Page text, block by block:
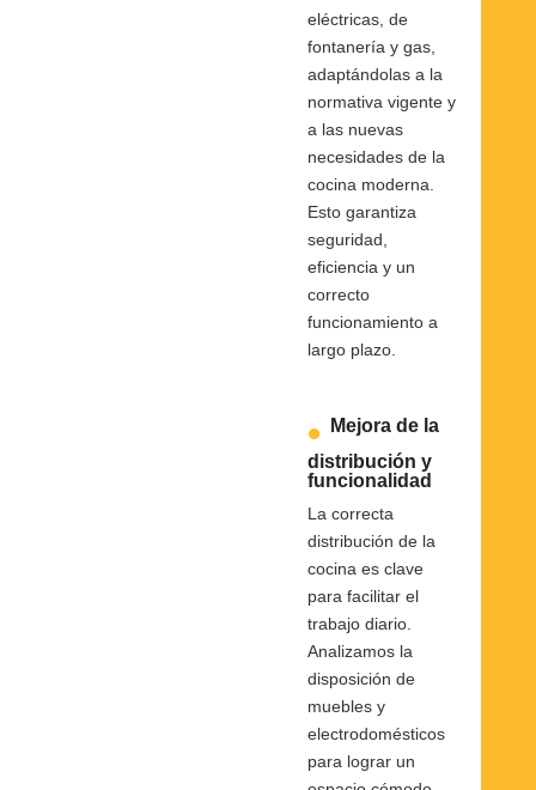
eléctricas, de
fontanería y gas,
adaptándolas a la
normativa vigente y
a las nuevas
necesidades de la
cocina moderna.
Esto garantiza
seguridad,
eficiencia y un
correcto
funcionamiento a
largo plazo.
Mejora de la
distribución y
funcionalidad
La correcta
distribución de la
cocina es clave
para facilitar el
trabajo diario.
Analizamos la
disposición de
muebles y
electrodomésticos
para lograr un